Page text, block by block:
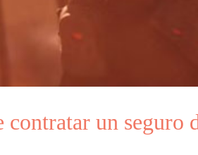
contratar un seguro